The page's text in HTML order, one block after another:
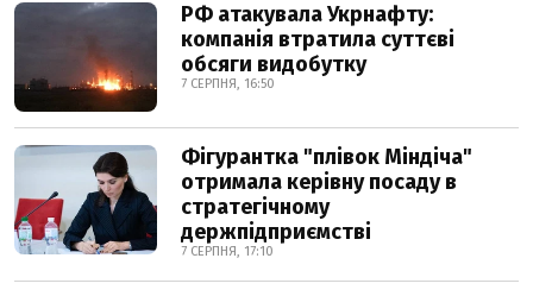
РФ атакувала Укрнафту:
компанія втратила суттєві
обсяги видобутку
7 СЕРПНЯ, 16:50
Фігурантка "плівок Міндіча"
отримала керівну посаду в
стратегічному
держпідприємстві
7 СЕРПНЯ, 17:10